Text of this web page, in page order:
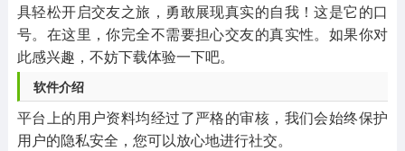
具轻松开启交友之旅，勇敢展现真实的自我！这是它的口
号。在这里，你完全不需要担心交友的真实性。如果你对
此感兴趣，不妨下载体验一下吧。
软件介绍
平台上的用户资料均经过了严格的审核，我们会始终保护
用户的隐私安全，您可以放心地进行社交。